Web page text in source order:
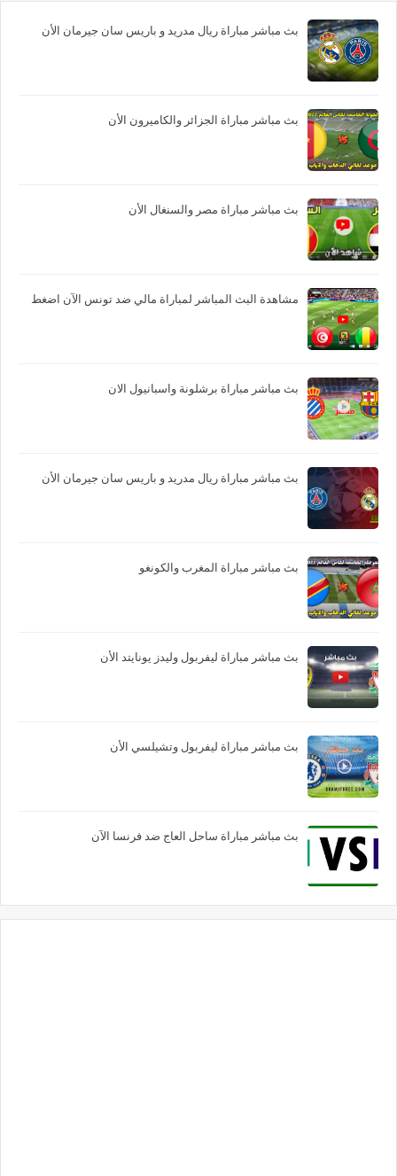
بث مباشر مباراة ريال مدريد و باريس سان جيرمان الأن
بث مباشر مباراة الجزائر والكاميرون الأن
بث مباشر مباراة مصر والسنغال الأن
مشاهدة البث المباشر لمباراة مالي ضد تونس الآن اضغط
بث مباشر مباراة برشلونة واسبانيول الان
بث مباشر مباراة ريال مدريد و باريس سان جيرمان الأن
بث مباشر مباراة المغرب والكونغو
بث مباشر مباراة ليفربول وليدز يونايتد الأن
بث مباشر مباراة ليفربول وتشيلسي الأن
بث مباشر مباراة ساحل العاج ضد فرنسا الآن